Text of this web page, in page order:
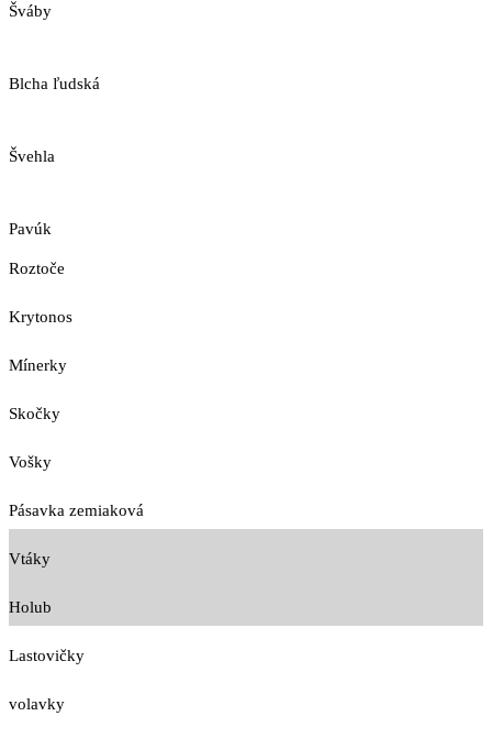
Šváby
Blcha ľudská
Švehla
Pavúk
Roztoče
Krytonos
Mínerky
Skočky
Vošky
Pásavka zemiaková
Vtáky
Holub
Lastovičky
volavky